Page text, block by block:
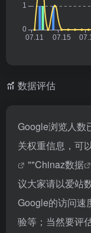
数据评估
Google浏览人数
关权重信息，可
""Chinaz数据
议大家请以爱站
Google的访问速
验等；当然要评